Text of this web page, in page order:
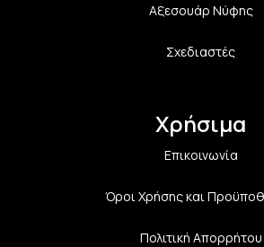
Αξεσουάρ Νύφης
Σχεδιαστές
Χρήσιμα
Επικοινωνία
Όροι Χρήσης και
Πολιτική Aπορρήτου